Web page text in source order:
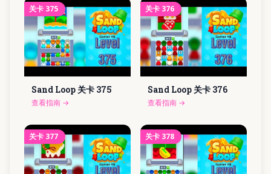
关卡 375
Sand Loop 关卡 375
查看指南 →
关卡 376
Sand Loop 关卡 376
查看指南 →
关卡 377 关卡 378